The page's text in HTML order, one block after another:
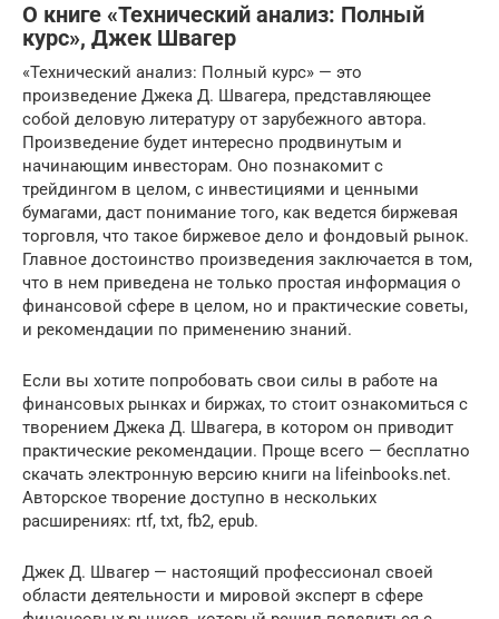
О книге «Технический анализ: Полный
курс», Джек Швагер
«Технический анализ: Полный курс» — это
произведение Джека Д. Швагера, представляющее
собой деловую литературу от зарубежного автора.
Произведение будет интересно продвинутым и
начинающим инвесторам. Оно познакомит с
трейдингом в целом, с инвестициями и ценными
бумагами, даст понимание того, как ведется биржевая
торговля, что такое биржевое дело и фондовый рынок.
Главное достоинство произведения заключается в том,
что в нем приведена не только простая информация о
финансовой сфере в целом, но и практические советы,
и рекомендации по применению знаний.
Если вы хотите попробовать свои силы в работе на
финансовых рынках и биржах, то стоит ознакомиться с
творением Джека Д. Швагера, в котором он приводит
практические рекомендации. Проще всего — бесплатно
скачать электронную версию книги на lifeinbooks.net.
Авторское творение доступно в нескольких
расширениях: rtf, txt, fb2, epub.
Джек Д. Швагер — настоящий профессионал своей
области деятельности и мировой эксперт в сфере